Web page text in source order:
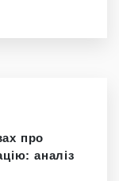
про
аналіз